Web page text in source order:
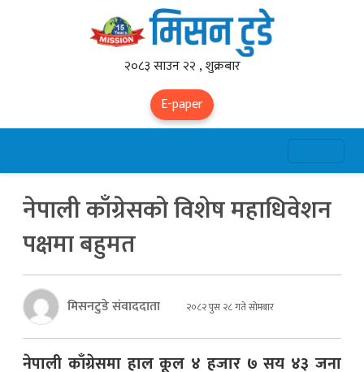
२०८३ साउन २२ , शुक्रबार
E-paper
नेपाली काँग्रेसको विशेष महाधिवेशन
पक्षमा बहुमत
मिसनटुडे संवाददाता २०८२ पुस २८ गते सोमबार
नेपाली काँग्रेसमा हाल कूल ४ हजार ७ सय ४३ जना